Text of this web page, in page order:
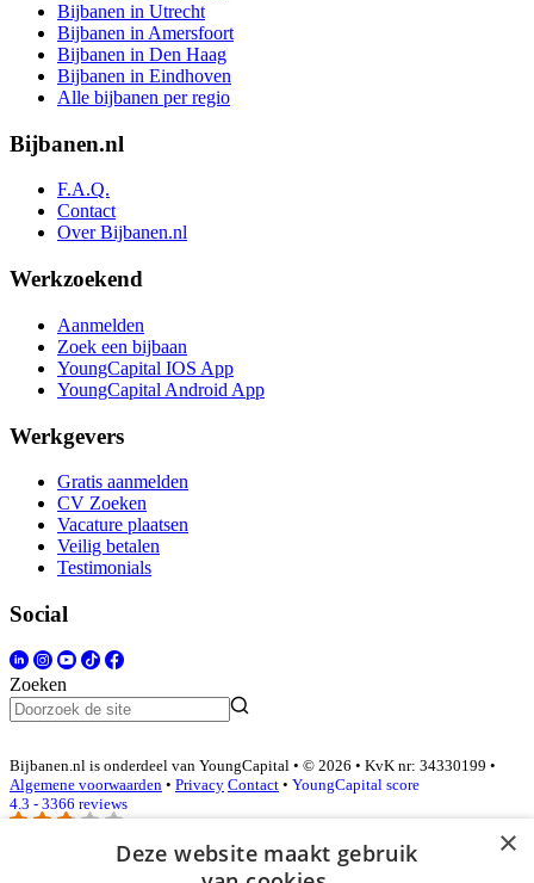
Bijbanen in Utrecht
Bijbanen in Amersfoort
Bijbanen in Den Haag
Bijbanen in Eindhoven
Alle bijbanen per regio
Bijbanen.nl
F.A.Q.
Contact
Over Bijbanen.nl
Werkzoekend
Aanmelden
Zoek een bijbaan
YoungCapital IOS App
YoungCapital Android App
Werkgevers
Gratis aanmelden
CV Zoeken
Vacature plaatsen
Veilig betalen
Testimonials
Social
Zoeken
Bijbanen.nl is onderdeel van YoungCapital • © 2026 • KvK nr: 34330199 •
Algemene voorwaarden • Privacy Contact • YoungCapital score
4.3 - 3366 reviews
×
Deze website maakt gebruik